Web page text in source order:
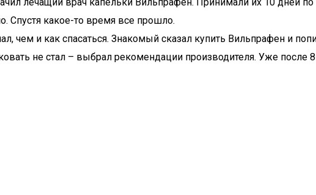
Спустя какое-то время все прошло.
чем и как спасаться. Знакомый сказал купить Вильпрафен и
не стал – выбрал рекомендации производителя. Уже после